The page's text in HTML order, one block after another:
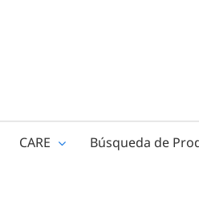
CARE Búsqueda de